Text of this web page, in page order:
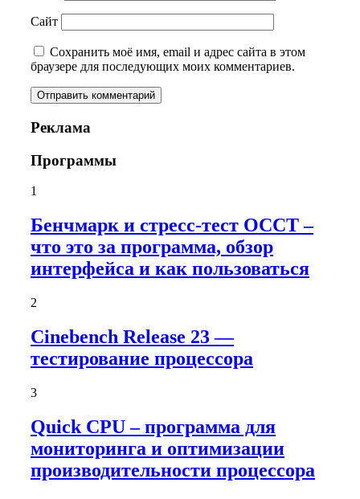
Сайт
Сохранить моё имя, email и адрес сайта в этом
браузере для последующих моих комментариев.
Реклама
Программы
1
Бенчмарк и стресс-тест OCCT –
что это за программа, обзор
интерфейса и как пользоваться
2
Cinebench Release 23 —
тестирование процессора
3
Quick CPU – программа для
мониторинга и оптимизации
производительности процессора